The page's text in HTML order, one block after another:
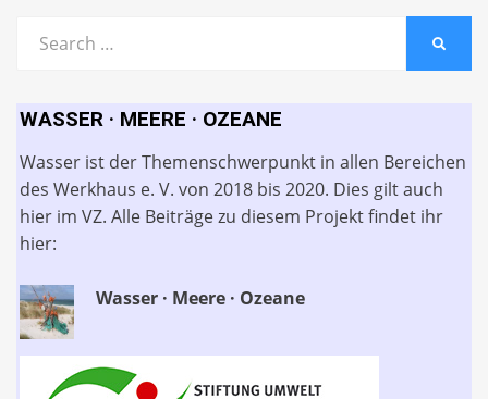
for:
WASSER · MEERE · OZEANE
Wasser ist der Themenschwerpunkt in allen Bereichen
des Werkhaus e. V. von 2018 bis 2020. Dies gilt auch
hier im VZ. Alle Beiträge zu diesem Projekt findet ihr
hier:
Wasser · Meere · Ozeane